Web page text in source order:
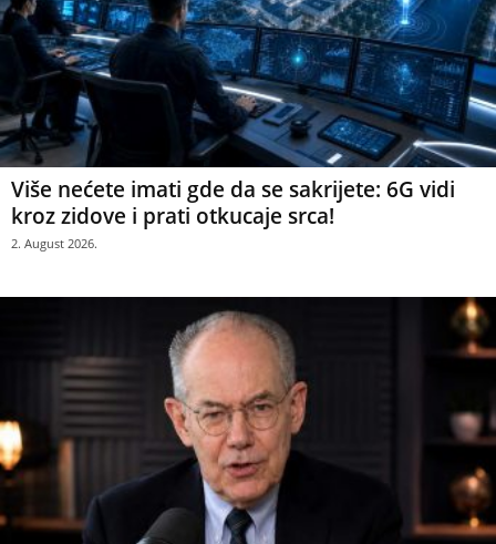
Više nećete imati gde da se sakrijete: 6G vidi
kroz zidove i prati otkucaje srca!
2. August 2026.